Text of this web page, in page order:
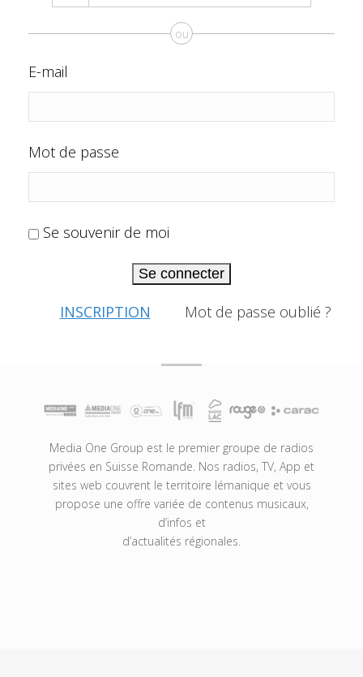
ou
E-mail
Mot de passe
Se souvenir de moi
Se connecter
INSCRIPTION Mot de passe oublié ?
Media One Group est le premier groupe de radios
privées en Suisse Romande. Nos radios, TV, App et
sites web couvrent le territoire lémanique et vous
propose une offre variée de contenus musicaux,
d’infos et
d’actualités régionales.